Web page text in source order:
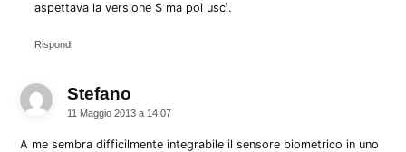
aspettava la versione S ma poi uscì.
Rispondi
Stefano
11 Maggio 2013 a 14:07
A me sembra difficilmente integrabile il sensore biometrico in uno